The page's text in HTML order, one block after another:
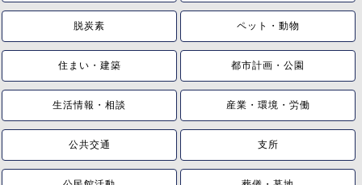
脱炭素 ペット・動物
住まい・建築 都市計画・公園
生活情報・相談 産業・環境・労働
公共交通 支所